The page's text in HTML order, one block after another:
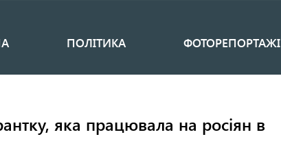
ПОЛІТИКА ФОТОРЕПОРТАЖІ
яка працювала на росіян в